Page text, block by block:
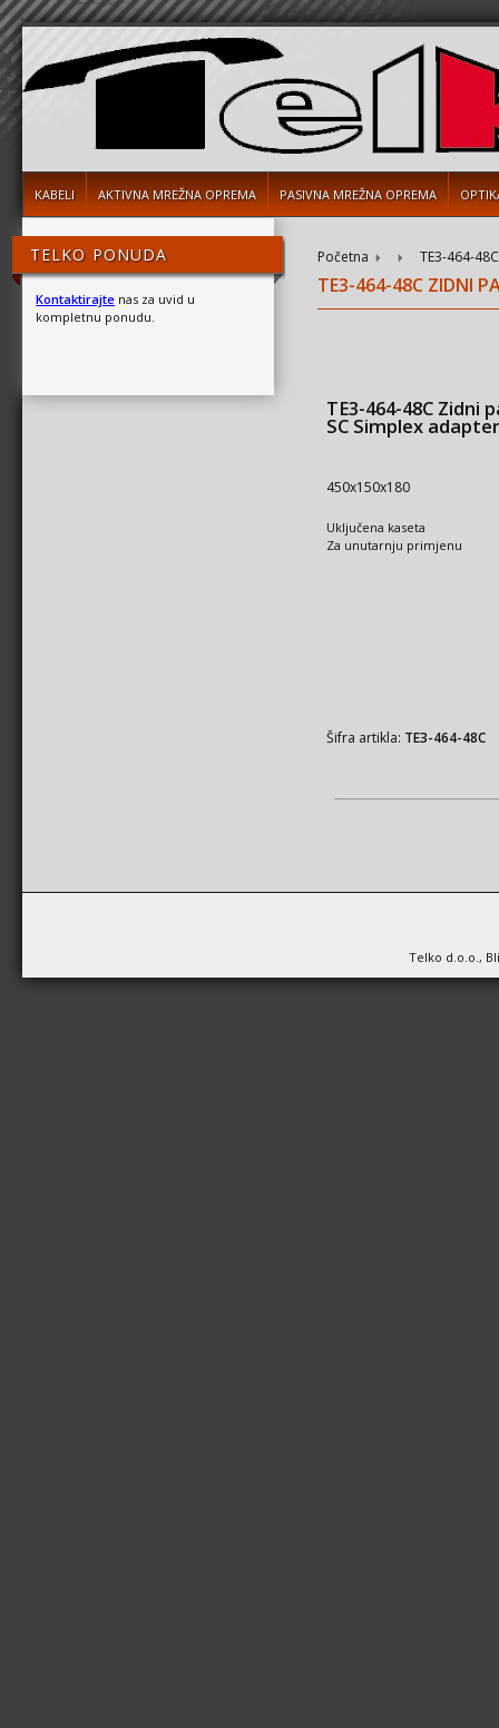
KABELI AKTIVNA MREŽNA OPREMA PASIVNA MREŽNA OPREMA
TELKO PONUDA
Kontaktirajte nas za uvid u
kompletnu ponudu.
Početna TE3-464-
TE3-464-48C ZIDNI
TE3-464-48C Zidni
SC Simplex
450x150x180
Uključena kaseta
Za unutarnju primjenu
Šifra artikla: TE3-464-48C
Telko d.o.o.,